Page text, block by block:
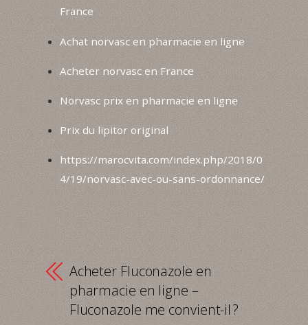
France
Achat norvasc en pharmacie en ligne
Acheter norvasc en France
Norvasc prix en pharmacie en ligne
Prix du lipitor original
https://marocvita.com/index.php/2018/0
4/19/norvasc-avec-ou-sans-ordonnance/
Acheter Fluconazole en
pharmacie en ligne –
Fluconazole me convient-il ?